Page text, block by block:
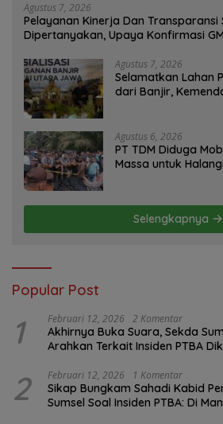
Agustus 7, 2026
Pelayanan Kinerja Dan Transparansi
Dipertanyakan, Upaya Konfirmasi GM
Agustus 7, 2026
Selamatkan Lahan
dari Banjir,
Agustus 6, 2026
PT TDM Diduga
Massa untuk
Selengkapnya
Popular Post
1 Februari 12, 2026 2 Komentar
Akhirnya Buka Suara, Sekda
Arahkan Terkait Insiden PTBA
2 Februari 12, 2026 1 Komentar
Sikap Bungkam Sahadi Kabid
Sumsel Soal Insiden PTBA: Di